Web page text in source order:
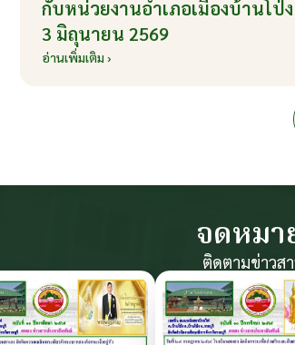
กับหน่วยงานอำเภอเมืองบ้านโ
3 มิถุนายน 2569
อ่านเพิ่มเติม ›
จดหม
ติดตามข่าวส